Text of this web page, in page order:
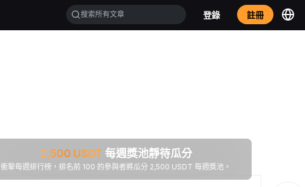
登錄 註冊
2,500 USDT 每週獎池靜待瓜分
衝擊每週排行榜，排名前 100 的參與者將瓜分 2,500 USDT 每週獎池。